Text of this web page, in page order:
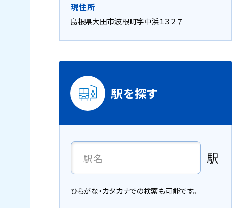
現住所
島根県大田市波根町字中浜１３２７
駅を探す
駅
ひらがな・カタカナでの検索も可能です。